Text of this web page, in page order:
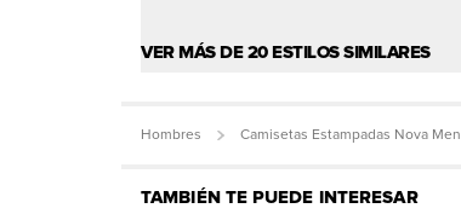
VER MÁS DE 20 ESTILOS SIMILARES
Hombres Camisetas Estampadas Nova Men
TAMBIÉN TE PUEDE INTERESAR